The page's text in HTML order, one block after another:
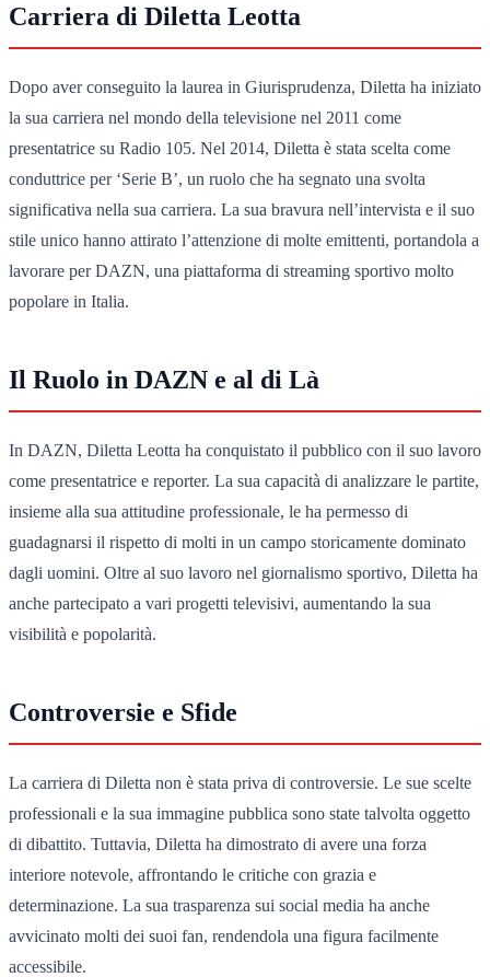
Carriera di Diletta Leotta
Dopo aver conseguito la laurea in Giurisprudenza, Diletta ha iniziato
la sua carriera nel mondo della televisione nel 2011 come
presentatrice su Radio 105. Nel 2014, Diletta è stata scelta come
conduttrice per ‘Serie B’, un ruolo che ha segnato una svolta
significativa nella sua carriera. La sua bravura nell’intervista e il suo
stile unico hanno attirato l’attenzione di molte emittenti, portandola a
lavorare per DAZN, una piattaforma di streaming sportivo molto
popolare in Italia.
Il Ruolo in DAZN e al di Là
In DAZN, Diletta Leotta ha conquistato il pubblico con il suo lavoro
come presentatrice e reporter. La sua capacità di analizzare le partite,
insieme alla sua attitudine professionale, le ha permesso di
guadagnarsi il rispetto di molti in un campo storicamente dominato
dagli uomini. Oltre al suo lavoro nel giornalismo sportivo, Diletta ha
anche partecipato a vari progetti televisivi, aumentando la sua
visibilità e popolarità.
Controversie e Sfide
La carriera di Diletta non è stata priva di controversie. Le sue scelte
professionali e la sua immagine pubblica sono state talvolta oggetto
di dibattito. Tuttavia, Diletta ha dimostrato di avere una forza
interiore notevole, affrontando le critiche con grazia e
determinazione. La sua trasparenza sui social media ha anche
avvicinato molti dei suoi fan, rendendola una figura facilmente
accessibile.